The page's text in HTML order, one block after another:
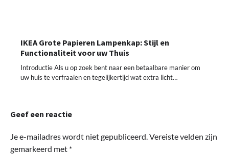
IKEA Grote Papieren Lampenkap: Stijl en
Functionaliteit voor uw Thuis
Introductie Als u op zoek bent naar een betaalbare manier om
uw huis te verfraaien en tegelijkertijd wat extra licht…
Geef een reactie
Je e-mailadres wordt niet gepubliceerd. Vereiste velden zijn
gemarkeerd met *